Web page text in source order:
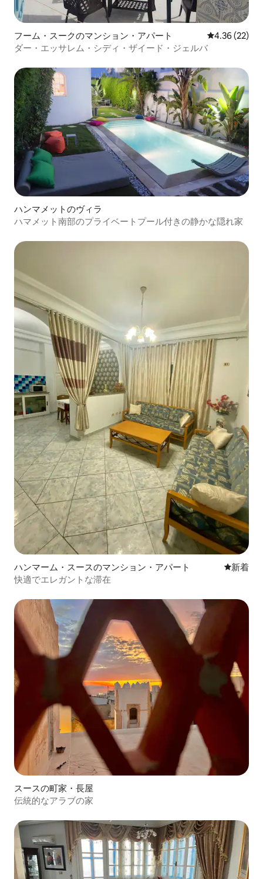
フーム・スークのマンション・アパート レビュー22
4.36 (22)
ダー・エッサレム・シディ・ザイード・ジェルバ
ハンマメットのヴィラ
ハマメット南部のプライベートプール付きの静かな隠れ家
ハンマーム・スースのマンション・アパート 新しい宿
新着
快適でエレガントな滞在
スースの町家・長屋
伝統的なアラブの家